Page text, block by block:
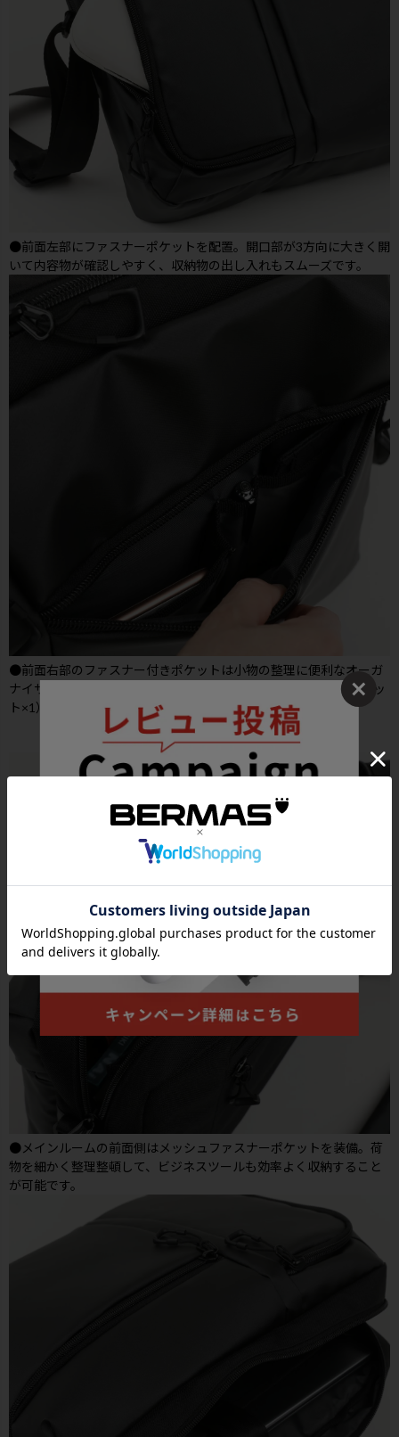
●前面左部にファスナーポケットを配置。開口部が3方向に大きく開
いて内容物が確認しやすく、収納物の出し入れもスムーズです。
●前面右部のファスナー付きポケットは小物の整理に便利なオーガ
ナイザー付き（マチ付きポケット×1・ペン差し×1・オープンポケッ
ト×1）で使い勝手の良い仕様となっております。
●メインルームの前面側はメッシュファスナーポケットを装備。荷
物を細かく整理整頓して、ビジネスツールも効率よく収納すること
が可能です。